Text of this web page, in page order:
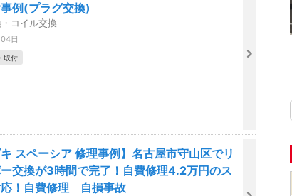
例(プラグ交換)
コイル交換
日
取付
スペーシア 修理事例】名古屋市守山区でリ
交換が3時間で完了！自費修理4.2万円のス
応！自費修理 自損事故